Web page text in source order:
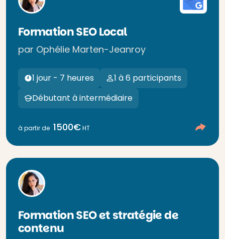
Formation SEO Local
par Ophélie Marten-Jeanroy
1 jour - 7 heures
1 à 6 participants
Débutant à intermédiaire
à partir de 1500€HT
Formation SEO et stratégie de
contenu